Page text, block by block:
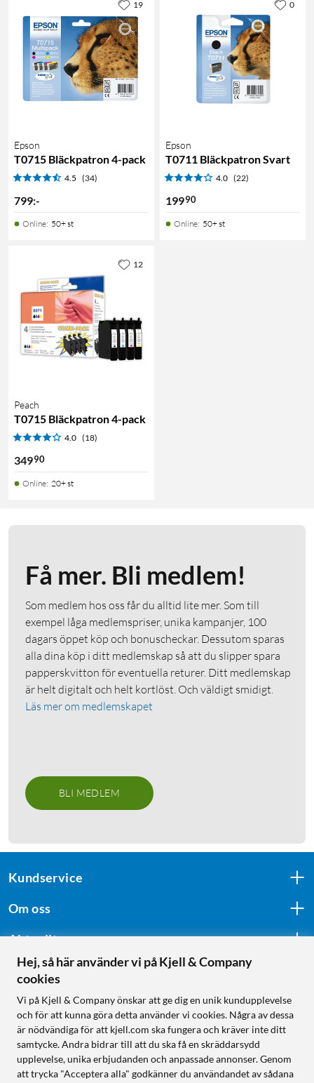
Epson
T0715 Bläckpatron 4-pack
4.5 (34)
799:-
Online: 50+ st
19
Epson
T0711 Bläckpatron Svart
4.0 (22)
19990
Online: 50+ st
0
Peach
T0715 Bläckpatron 4-pack
4.0 (18)
34990
Online: 20+ st
12
Få mer. Bli medlem!
Som medlem hos oss får du alltid lite mer. Som till
exempel låga medlemspriser, unika kampanjer, 100
dagars öppet köp och bonuscheckar. Dessutom sparas
alla dina köp i ditt medlemskap så att du slipper spara
papperskvitton för eventuella returer. Ditt medlemskap
är helt digitalt och helt kortlöst. Och väldigt smidigt.
Läs mer om medlemskapet
BLI MEDLEM
Kundservice
Om oss
Aktuellt
Följ oss
Handla från:
Sverige
Hej, så här använder vi på Kjell & Company
cookies
Vi på Kjell & Company önskar att ge dig en unik kundupplevelse
och för att kunna göra detta använder vi cookies. Några av dessa
är nödvändiga för att kjell.com ska fungera och kräver inte ditt
samtycke. Andra bidrar till att du ska få en skräddarsydd
upplevelse, unika erbjudanden och anpassade annonser. Genom
att trycka "Acceptera alla" godkänner du användandet av sådana